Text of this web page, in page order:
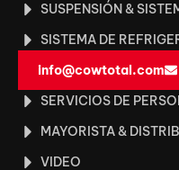
SUSPENSIÓN &
SISTEMA DE
info@cowtotal.com
SERVICIOS DE
MAYORISTA &
VIDEO